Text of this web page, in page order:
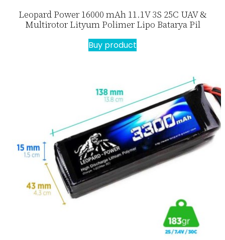
Leopard Power 16000 mAh 11.1V 3S 25C UAV &
Multirotor Lityum Polimer Lipo Batarya Pil
Buy product